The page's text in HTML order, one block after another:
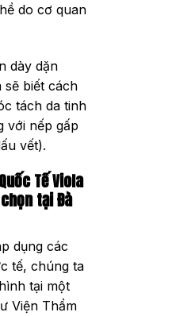
do cơ quan
dày dặn
sẽ biết cách
tách da tinh
với nếp gấp
vết).
Tế Viola
tại Đà
dụng các
tế, chúng ta
tại một
Viện Thẩm